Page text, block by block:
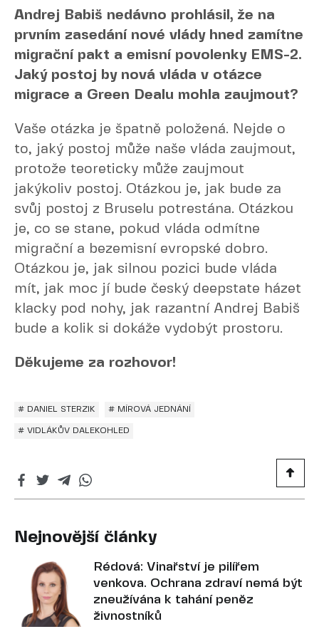
Andrej Babiš nedávno prohlásil, že na
prvním zasedání nové vlády hned zamítne
migrační pakt a emisní povolenky EMS-2.
Jaký postoj by nová vláda v otázce
migrace a Green Dealu mohla zaujmout?
Vaše otázka je špatně položená. Nejde o
to, jaký postoj může naše vláda zaujmout,
protože teoreticky může zaujmout
jakýkoliv postoj. Otázkou je, jak bude za
svůj postoj z Bruselu potrestána. Otázkou
je, co se stane, pokud vláda odmítne
migrační a bezemisní evropské dobro.
Otázkou je, jak silnou pozici bude vláda
mít, jak moc jí bude český deepstate házet
klacky pod nohy, jak razantní Andrej Babiš
bude a kolik si dokáže vydobýt prostoru.
Děkujeme za rozhovor!
# DANIEL STERZIK # MÍROVÁ JEDNÁNÍ
# VIDLÁKŮV DALEKOHLED
Nejnovější články
Rédová: Vinařství je pilířem
venkova. Ochrana zdraví nemá být
zneužívána k tahání peněz
živnostníků